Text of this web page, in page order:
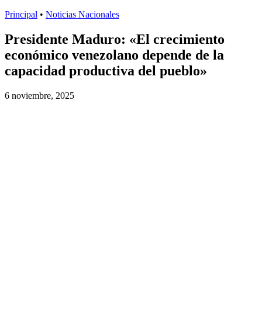
Principal • Noticias Nacionales
Presidente Maduro: «El crecimiento
económico venezolano depende de la
capacidad productiva del pueblo»
6 noviembre, 2025